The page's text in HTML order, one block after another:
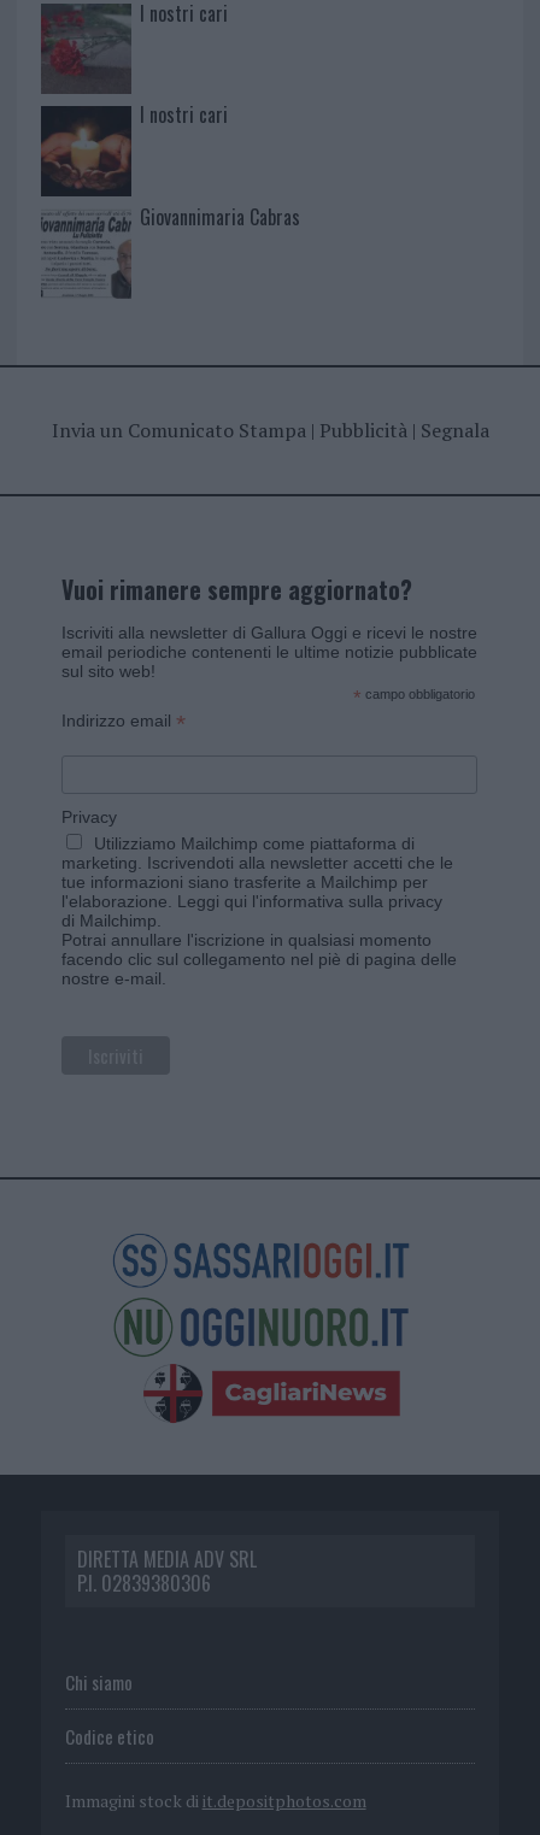
I nostri cari
I nostri cari
Giovannimaria Cabras
Invia un Comunicato Stampa| Pubblicità| Segnala
Vuoi rimanere sempre aggiornato?
Iscriviti alla newsletter di Gallura Oggi e ricevi le nostre
email periodiche contenenti le ultime notizie pubblicate
sul sito web!
* campo obbligatorio
Indirizzo email *
Privacy
Utilizziamo Mailchimp come piattaforma di
marketing. Iscrivendoti alla newsletter accetti che le
tue informazioni siano trasferite a Mailchimp per
l'elaborazione. Leggi qui l'informativa sulla privacy
di Mailchimp
Potrai annullare l'iscrizione in qualsiasi momento
facendo clic sul collegamento nel piè di pagina delle
nostre e-mail.
DIRETTA MEDIA ADV SRL
P.I. 02839380306
Chi siamo
Codice etico
Immagini stock di it.depositphotos.com